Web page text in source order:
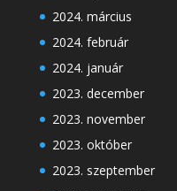
2024. március
2024. február
2024. január
2023. december
2023. november
2023. október
2023. szeptember